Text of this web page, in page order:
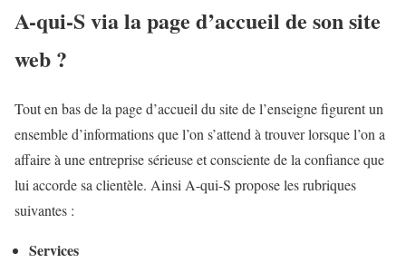
A-qui-S via la page d’accueil de son site
web ?
Tout en bas de la page d’accueil du site de l’enseigne figurent un
ensemble d’informations que l’on s’attend à trouver lorsque l’on a
affaire à une entreprise sérieuse et consciente de la confiance que
lui accorde sa clientèle. Ainsi A-qui-S propose les rubriques
suivantes :
Services